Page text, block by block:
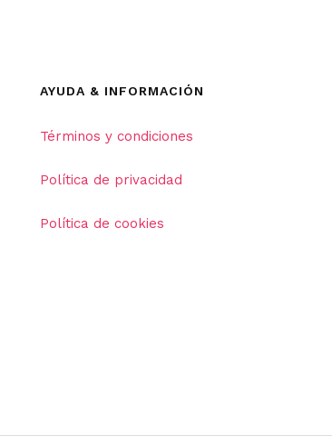
AYUDA & INFORMACIÓN
Términos y condiciones
Política de privacidad
Política de cookies